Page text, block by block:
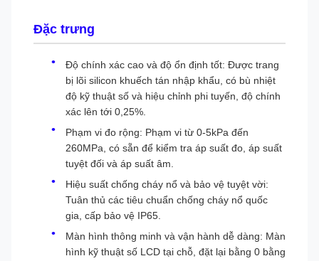
Đặc trưng
Độ chính xác cao và độ ổn định tốt: Được trang
bị lõi silicon khuếch tán nhập khẩu, có bù nhiệt
độ kỹ thuật số và hiệu chỉnh phi tuyến, độ chính
xác lên tới 0,25%.
Phạm vi đo rộng: Phạm vi từ 0-5kPa đến
260MPa, có sẵn để kiểm tra áp suất đo, áp suất
tuyệt đối và áp suất âm.
Hiệu suất chống cháy nổ và bảo vệ tuyệt vời:
Tuân thủ các tiêu chuẩn chống cháy nổ quốc
gia, cấp bảo vệ IP65.
Màn hình thông minh và vận hành dễ dàng: Màn
hình kỹ thuật số LCD tại chỗ, đặt lại bằng 0 bằng